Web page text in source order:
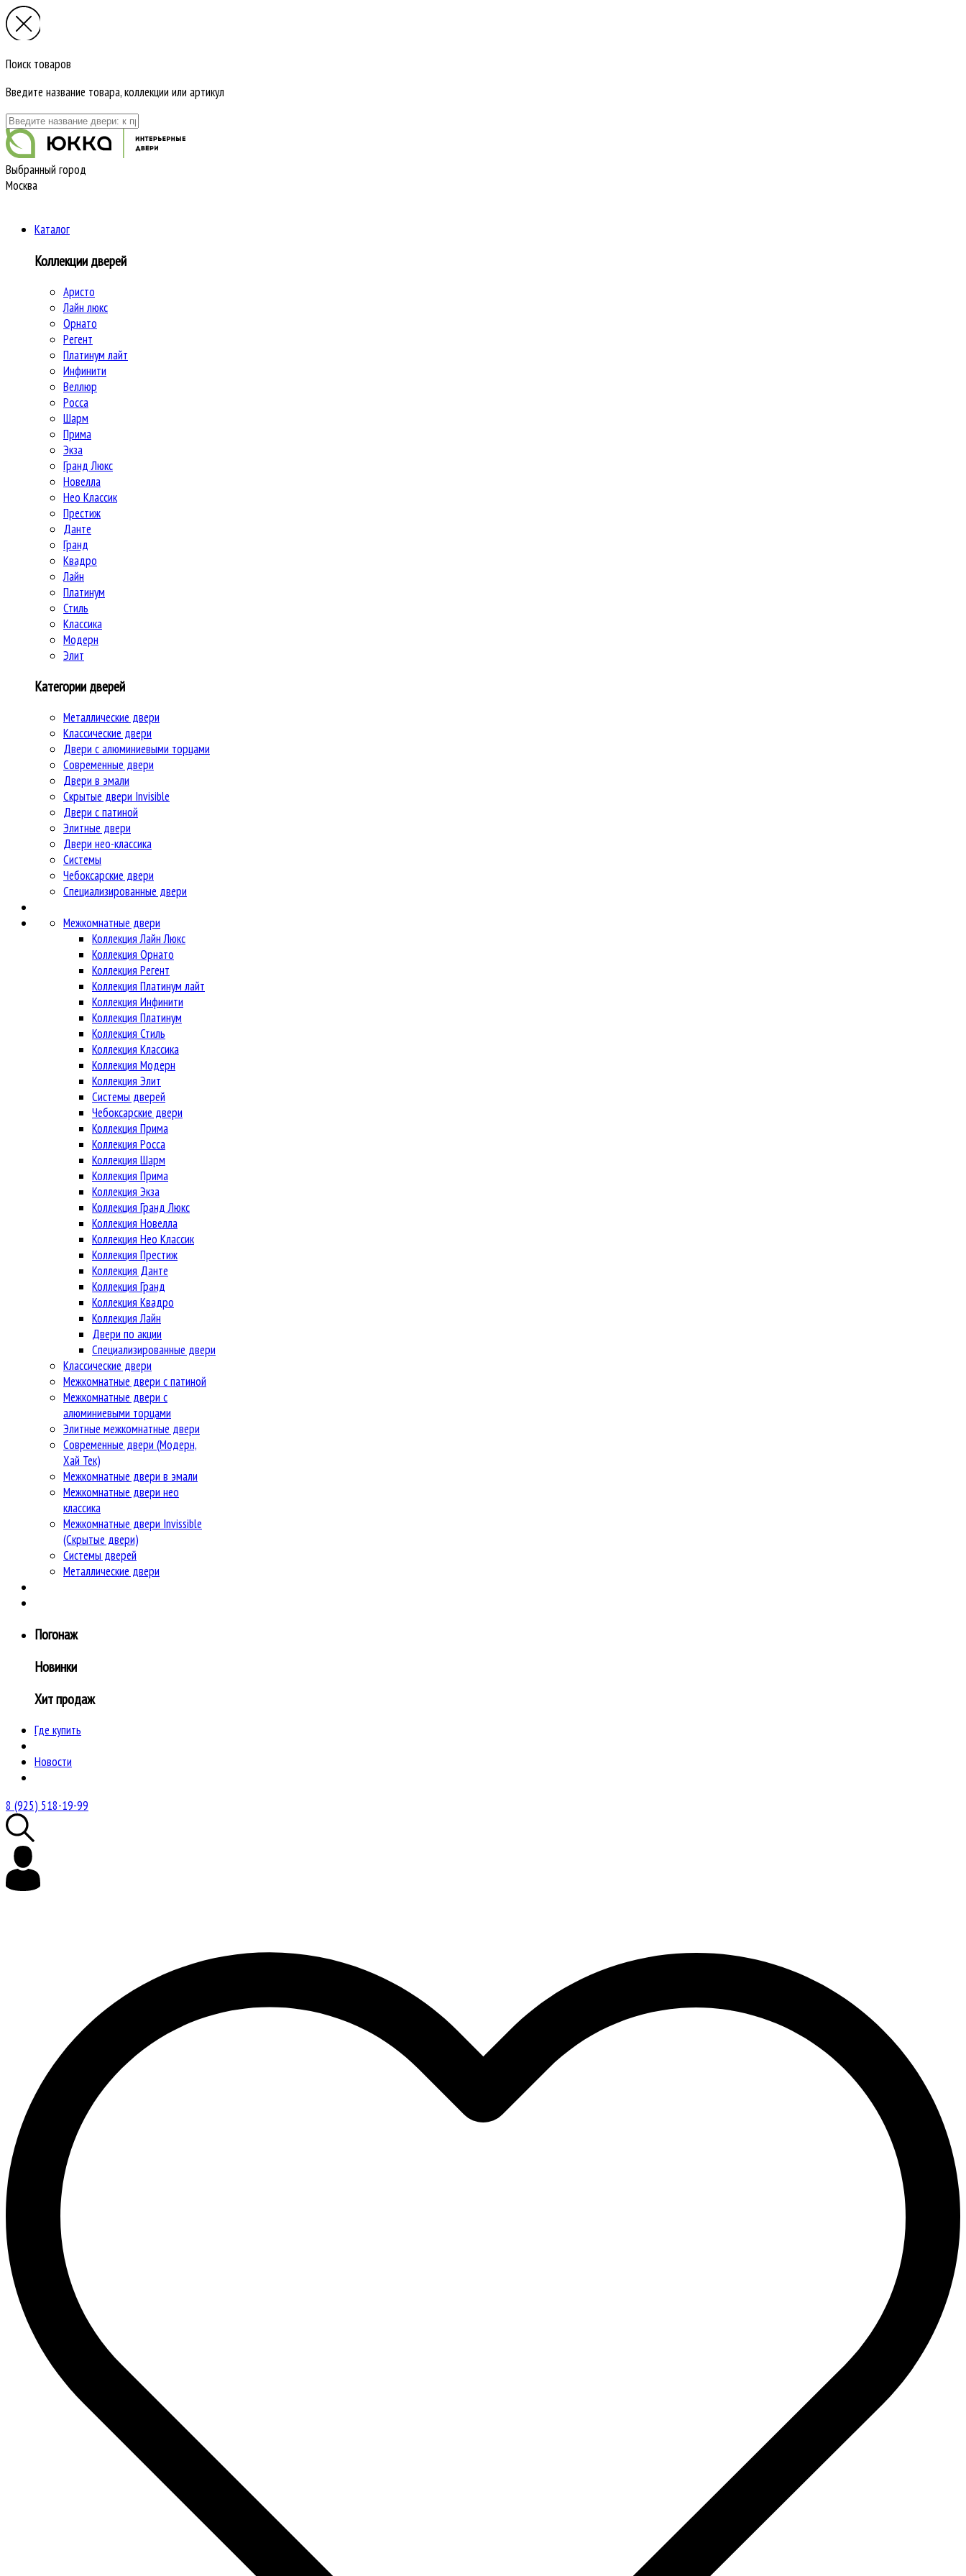
Поиск товаров
Введите название товара, коллекции или артикул
Выбранный город
Москва
Каталог
Коллекции дверей
Аристо
Лайн люкс
Орнато
Регент
Платинум лайт
Инфинити
Веллюр
Росса
Шарм
Прима
Экза
Гранд Люкс
Новелла
Нео Классик
Престиж
Данте
Гранд
Квадро
Лайн
Платинум
Стиль
Классика
Модерн
Элит
Категории дверей
Металлические двери
Классические двери
Двери c алюминиевыми торцами
Современные двери
Двери в эмали
Скрытые двери Invisible
Двери с патиной
Элитные двери
Двери нео-классика
Системы
Чебоксарские двери
Специализированные двери
Межкомнатные двери
Коллекция Лайн Люкс
Коллекция Орнато
Коллекция Регент
Коллекция Платинум лайт
Коллекция Инфинити
Коллекция Платинум
Коллекция Стиль
Коллекция Классика
Коллекция Модерн
Коллекция Элит
Системы дверей
Чебоксарские двери
Коллекция Прима
Коллекция Росса
Коллекция Шарм
Коллекция Прима
Коллекция Экза
Коллекция Гранд Люкс
Коллекция Новелла
Коллекция Нео Классик
Коллекция Престиж
Коллекция Данте
Коллекция Гранд
Коллекция Квадро
Коллекция Лайн
Двери по акции
Специализированные двери
Классические двери
Межкомнатные двери с патиной
Межкомнатные двери с
алюминиевыми торцами
Элитные межкомнатные двери
Современные двери (Модерн,
Хай Тек)
Межкомнатные двери в эмали
Межкомнатные двери нео
классика
Межкомнатные двери Invissible
(Скрытые двери)
Системы дверей
Металлические двери
Погонаж
Новинки
Хит продаж
Где купить
Новости
8 (925) 518-19-99